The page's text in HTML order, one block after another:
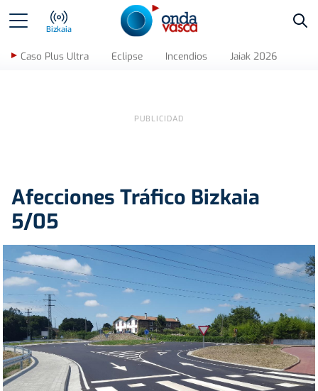
Bizkaia
Caso Plus Ultra Eclipse Incendios Jaiak 2026
Afecciones Tráfico Bizkaia
5/05